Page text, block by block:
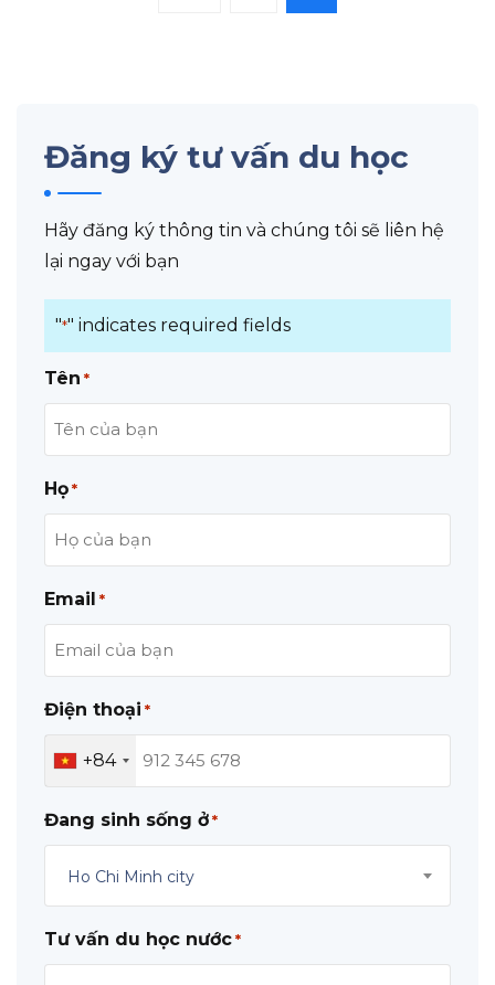
Đăng ký tư vấn du học
Hãy đăng ký thông tin và chúng tôi sẽ liên hệ
lại ngay với bạn
"*" indicates required fields
Tên *
Họ *
Email *
Điện thoại *
+84
Đang sinh sống ở *
Ho Chi Minh city
Tư vấn du học nước *